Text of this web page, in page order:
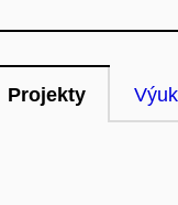
Projekty